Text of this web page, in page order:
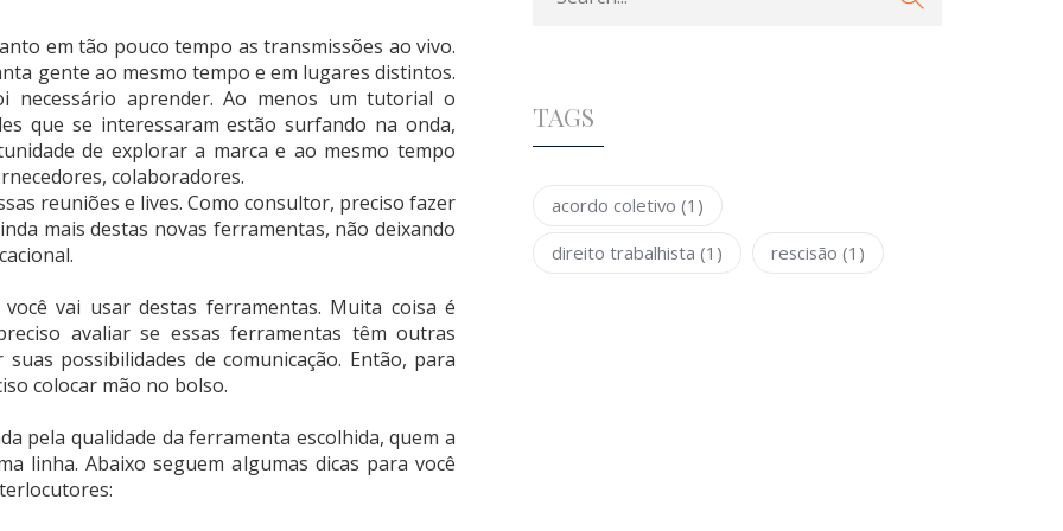
em tão pouco tempo as transmissões ao vivo.
gente ao mesmo tempo e em lugares distintos.
necessário aprender. Ao menos um tutorial o
que se interessaram estão surfando na onda,
de explorar a marca e ao mesmo tempo
colaboradores.
reuniões e lives. Como consultor, preciso fazer
mais destas novas ferramentas, não deixando
vai usar destas ferramentas. Muita coisa é
avaliar se essas ferramentas têm outras
possibilidades de comunicação. Então, para
colocar mão no bolso.
pela qualidade da ferramenta escolhida, quem a
linha. Abaixo seguem algumas dicas para você
TAGS
acordo coletivo (1)
direito trabalhista (1) rescisão (1)